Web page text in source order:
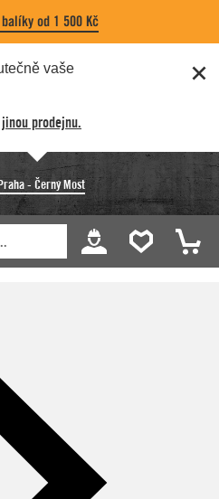
od 1 500 Kč
vaše
prodejnu.
- Černý Most